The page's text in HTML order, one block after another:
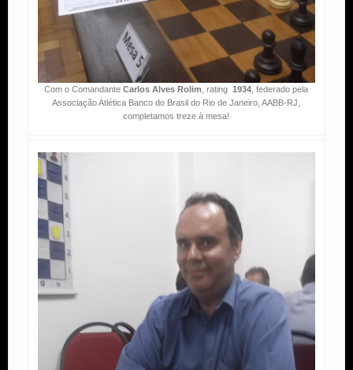
Com o ComandanteCarlos Alves Rolim , rating1934 , federado pela
Associação Atlética Banco do Brasil do Rio de Janeiro, AABB-RJ,
completamos treze à mesa!